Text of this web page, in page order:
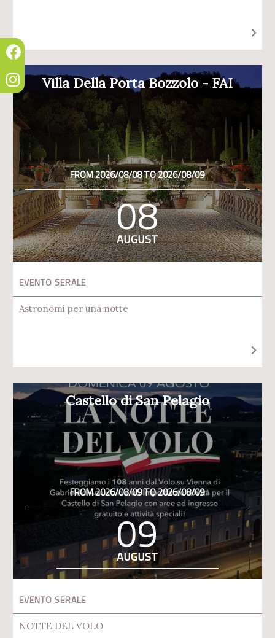
Villa Della Porta Bozzolo - FAI
FROM 2026/08/08 TO 2026/08/09
08
AUGUST
EVENTO SERALE
Astronomi per una notte
Castello di San Pelagio
FROM 2026/08/09 TO 2026/08/09
09
AUGUST
EVENTO SERALE
NOTTE DEL VOLO